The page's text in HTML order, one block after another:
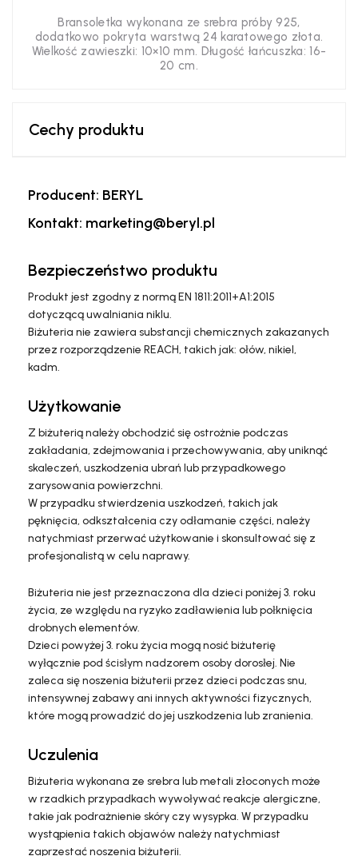
Bransoletka wykonana ze srebra próby 925,
dodatkowo pokryta warstwą 24 karatowego złota.
Wielkość zawieszki: 10×10 mm. Długość łańcuszka: 16-
20 cm.
Cechy produktu
Producent: BERYL
Kontakt: marketing@beryl.pl
Bezpieczeństwo produktu
Produkt jest zgodny z normą EN 1811:2011+A1:2015
dotyczącą uwalniania niklu.
Biżuteria nie zawiera substancji chemicznych zakazanych
przez rozporządzenie REACH, takich jak: ołów, nikiel,
kadm.
Użytkowanie
Z biżuterią należy obchodzić się ostrożnie podczas
zakładania, zdejmowania i przechowywania, aby uniknąć
skaleczeń, uszkodzenia ubrań lub przypadkowego
zarysowania powierzchni.
W przypadku stwierdzenia uszkodzeń, takich jak
pęknięcia, odkształcenia czy odłamanie części, należy
natychmiast przerwać użytkowanie i skonsultować się z
profesjonalistą w celu naprawy.
Biżuteria nie jest przeznaczona dla dzieci poniżej 3. roku
życia, ze względu na ryzyko zadławienia lub połknięcia
drobnych elementów.
Dzieci powyżej 3. roku życia mogą nosić biżuterię
wyłącznie pod ścisłym nadzorem osoby dorosłej. Nie
zaleca się noszenia biżuterii przez dzieci podczas snu,
intensywnej zabawy ani innych aktywności fizycznych,
które mogą prowadzić do jej uszkodzenia lub zranienia.
Uczulenia
Biżuteria wykonana ze srebra lub metali złoconych może
w rzadkich przypadkach wywoływać reakcje alergiczne,
takie jak podrażnienie skóry czy wysypka. W przypadku
wystąpienia takich objawów należy natychmiast
zaprzestać noszenia biżuterii.